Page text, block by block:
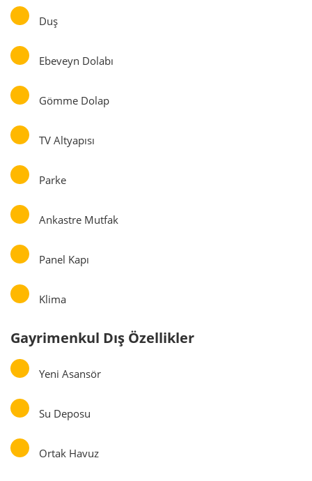
Duş
Ebeveyn Dolabı
Gömme Dolap
TV Altyapısı
Parke
Ankastre Mutfak
Panel Kapı
Klima
Gayrimenkul Dış Özellikler
Yeni Asansör
Su Deposu
Ortak Havuz